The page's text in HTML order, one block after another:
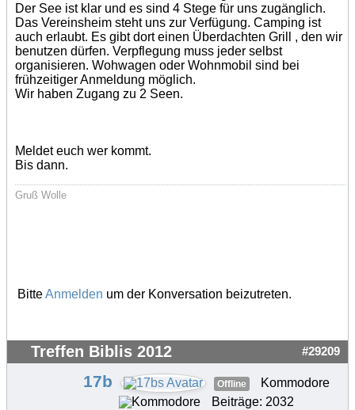
Der See ist klar und es sind 4 Stege für uns zugänglich.
Das Vereinsheim steht uns zur Verfügung. Camping ist
auch erlaubt. Es gibt dort einen Überdachten Grill , den wir
benutzen dürfen. Verpflegung muss jeder selbst
organisieren. Wohwagen oder Wohnmobil sind bei
frühzeitiger Anmeldung möglich.
Wir haben Zugang zu 2 Seen.
Meldet euch wer kommt.
Bis dann.
Gruß Wolle
BitteAnmelden um der Konversation beizutreten.
Treffen Biblis 2012 #29209
17b Offline
Kommodore
Beiträge: 2032